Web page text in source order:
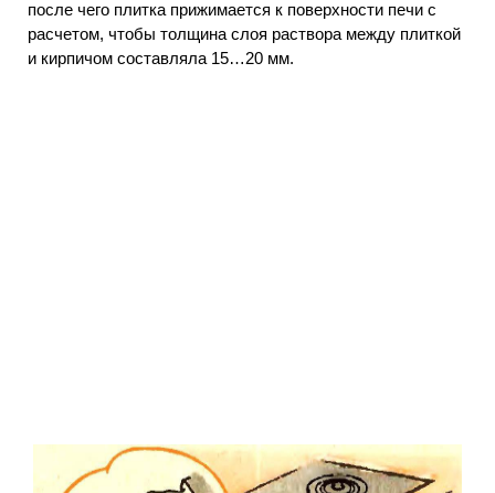
после чего плитка прижимается к поверхности печи с
расчетом, чтобы толщина слоя раствора между плиткой
и кирпичом составляла 15…20 мм.